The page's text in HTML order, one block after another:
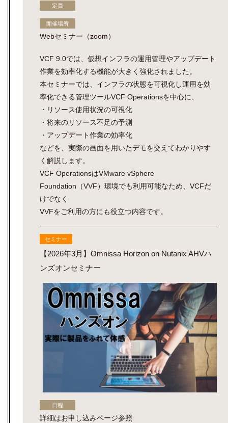
定員
開催場所
Webセミナー（zoom）
VCF 9.0では、仮想インフラの運用管理やアップデート
作業を効率化する機能が大きく強化されました。
本セミナーでは、インフラの状態を可視化し運用を効
率化できる管理ツールVCF Operationsを中心に、
・リソース使用状況の可視化
・将来のリソース不足の予測
・アップデート作業の効率化
などを、実際の画面を用いたデモを交えてわかりやす
く解説します。
VCF OperationsはVMware vSphere
Foundation（VVF）環境でも利用可能なため、VCFだ
けでなく
VVFをご利用の方にも役立つ内容です。
セミナー
【2026年3月】Omnissa Horizon on Nutanix AHVハ
ンズオンセミナー
日程
詳細はお申し込みページ参照